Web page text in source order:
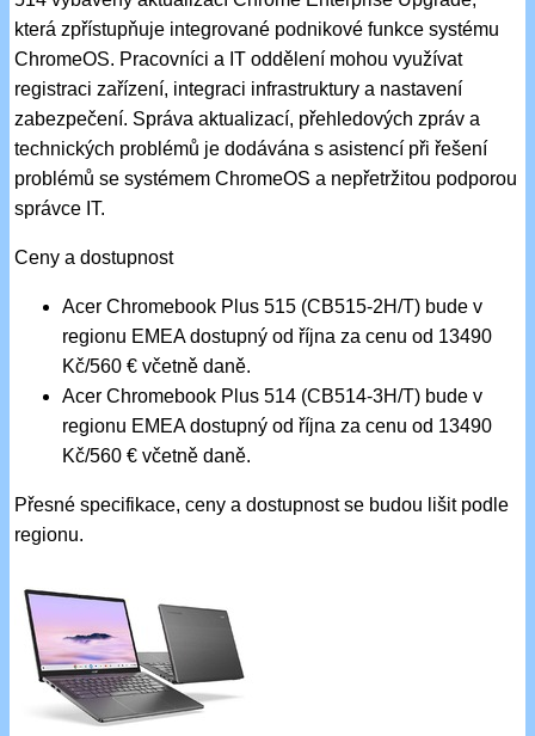
která zpřístupňuje integrované podnikové funkce systému
ChromeOS. Pracovníci a IT oddělení mohou využívat
registraci zařízení, integraci infrastruktury a nastavení
zabezpečení. Správa aktualizací, přehledových zpráv a
technických problémů je dodávána s asistencí při řešení
problémů se systémem ChromeOS a nepřetržitou podporou
správce IT.
Ceny a dostupnost
Acer Chromebook Plus 515 (CB515-2H/T) bude v
regionu EMEA dostupný od října za cenu od 13490
Kč/560 € včetně daně.
Acer Chromebook Plus 514 (CB514-3H/T) bude v
regionu EMEA dostupný od října za cenu od 13490
Kč/560 € včetně daně.
Přesné specifikace, ceny a dostupnost se budou lišit podle
regionu.